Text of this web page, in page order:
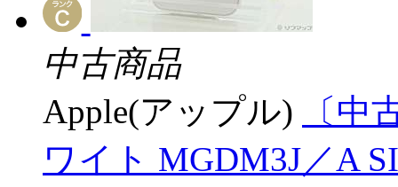
中古商品
Apple(アップル)
〔中
ワイト MGDM3J／A